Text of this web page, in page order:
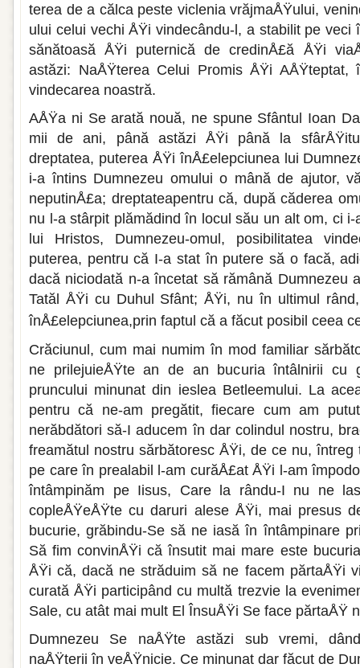
terea de a călca peste viclenia vrăjmaÅŸu­lui,
ului ce­lui vechi ÅŸi vindecându-l, a stabilit pe veci
sănătoasă ÅŸi pu­ternică de credinÅ£ă ÅŸi
astăzi: NaÅŸterea Celui Promis ÅŸi AÅŸteptat,
vindeca­rea noastră.
AÅŸa ni Se arată nouă, ne spune Sfântul Ioan
mii de ani, până astăzi ÅŸi până la
dreptatea, puterea ÅŸi înÅ£elepciunea lui
i-a întins Dumnezeu omului o mână de ajutor,
neputinÅ£a; dreptateapentru că, după că­derea
nu l-a stârpit plămădind în locul său un alt om, ci
lui Hristos, Dumnezeu-omul, posibilitatea
puterea, pentru că I-a stat în putere să o facă,
dacă niciodată n-a încetat să rămână Dumnezeu
Tatăl ÅŸi cu Duhul Sfânt; ÅŸi, nu în ultimul
înÅ£elepciunea,prin faptul că a făcut posibil ceea
Crăciunul, cum mai numim în mod familiar
ne prilejuieÅŸte an de an bucuria întâlnirii cu
pruncului minunat din ieslea Betleemului. La
pentru că ne-am pregă­tit, fiecare cum am
nerăbdători să-I aducem în dar colindul nostru,
freamătul nostru sărbătoresc ÅŸi, de ce nu,
pe care în prealabil l-am curăÅ£at ÅŸi l-am
întâmpi­năm pe Iisus, Care la rându-I nu ne
copleÅŸeÅŸte cu daruri alese ÅŸi, mai presus
bucurie, grăbindu-Se să ne iasă în întâmpinare
Să fim convinÅŸi că însutit mai mare este
ÅŸi că, dacă ne străduim să ne facem părtaÅŸi
curată ÅŸi participând cu multă trezvie la
Sale, cu atât mai mult El ÎnsuÅŸi Se face părtaÅŸ
Dumnezeu Se naÅŸte astăzi sub vremi,
naÅŸterii în veÅŸnicie. Ce minunat dar făcut de